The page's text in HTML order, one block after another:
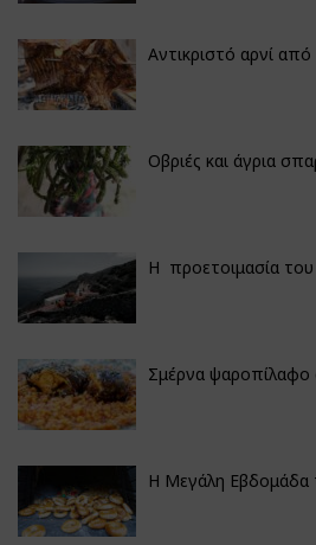
Αντικριστό αρνί
Οβριές και άγρια
Η προετοιμασία του
Σμέρνα ψαροπίλαφο
Η Μεγάλη Εβδομάδα